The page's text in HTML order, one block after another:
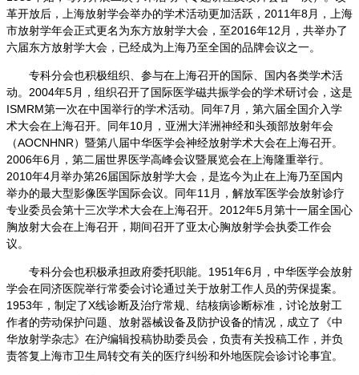
革开放后，上海放射学会举办的学术活动更加活跃，2011年8月，
上海
市放射学年会正式更名为东方放射学大会 ，至2016年12月，共举办了
六届东方放射学大会，已经成为上海乃至全国的品牌会议之一。
专科分会也积极组织、参与在上海召开的国际、国内各类学术活
动。2004年5月，组织召开了国际医学磁共振学会的学术研讨会，这是
ISMRM第一次在中国举行的学术活动。同年7月，第六届全国介入学
术大会在上海召开。同年10月，亚洲大洋洲神经和头颈部放射年会
（AOCNHNR）暨第八届中华医学会神经放射学术大会在上海召开。
2006年6月， 第二届世界医学高峰会议暨展览会在上海隆重举行。
2010年4月举办第26届国际放射学大会，是迄今为止在上海乃至国内
举办的最大型影像医学国际会议。同年11月， 解放军医学会放射诊疗
专业委员会第十三次学术大会在上海召开。 2012年5月第十一届全国心
胸放射大会在上海召开，期间召开了亚太心胸放射学会执委工作会
议。
专科分会也积极承担政府委托职能。1951年6月，中华医学会放射
学会在同济医院举行常委会讨论通过关于放射工作人员的劳保提案。
1953年，制定了X线诊断及治疗常规、结核病诊断标准，讨论放射工
作者的劳动保护问题、放射器械设备及防护设备的情况，成立了《中
华放射学杂志》在沪编辑投稿协助委员会，负责有关投稿工作，并负
责答复上海市卫生局转交有关的医疗纠纷和外地医院会诊讨论事宜。